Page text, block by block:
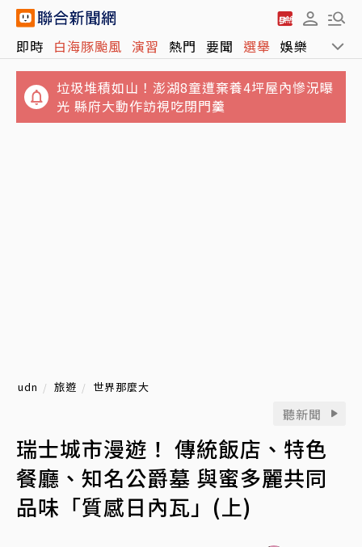
即時 白海豚颱風 演習 熱門 要聞 選舉 娛樂 運動
垃圾堆積如山！澎湖8童遭棄養4坪屋內慘況曝
光 縣府大動作訪視吃閉門羹
udn 旅遊 世界那麼大
聽新聞
瑞士城市漫遊！ 傳統飯店、特色
餐廳、知名公爵墓 與蜜多麗共同
品味「質感日內瓦」(上)